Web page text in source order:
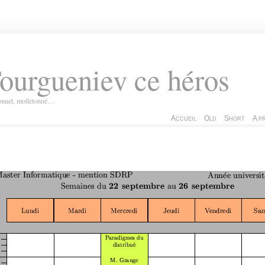
ce héros
molletonné…
Accueil Old Short A